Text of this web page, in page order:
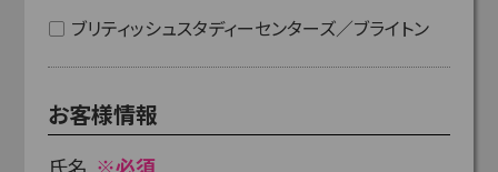
ブリティッシュスタディーセンターズ／ブライトン
お客様情報